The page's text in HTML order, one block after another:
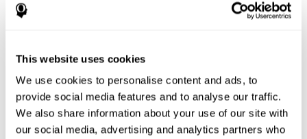
This website uses cookies
We use cookies to personalise content and ads, to
provide social media features and to analyse our traffic.
We also share information about your use of our site with
our social media, advertising and analytics partners who
entraînements mentaux faits sur mesure. Vous pouvez aussi
décider du type d'entraînement que vous souhaiteriez faire et des
Tous les exercices d'entraînement mental sont disponibles en
ligne afin que vous puissiez commencer votre entraînement
cérébral facilement et quand vous le voulez. Les exercices
cérébraux sont amusants et faciles à faire. Commencez à évaluer
et entraîner vos compétences cognitives aujourd'hui et améliorez
votresanté mentale et condition générale !